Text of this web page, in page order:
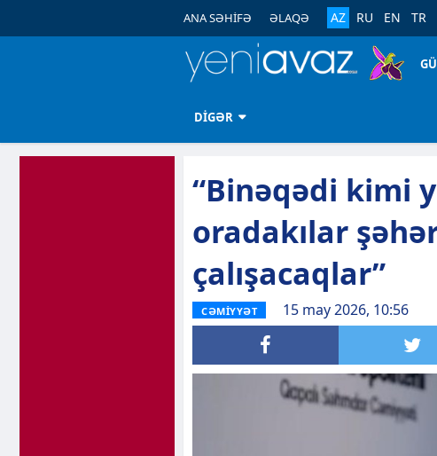
ANA SƏHİFƏ ƏLAQƏ AZ RU EN TR
DİGƏR
“Binəqədi kimi
oradakılar
çalışacaqlar”
CƏMİYYƏT 15 may 2026, 10:56